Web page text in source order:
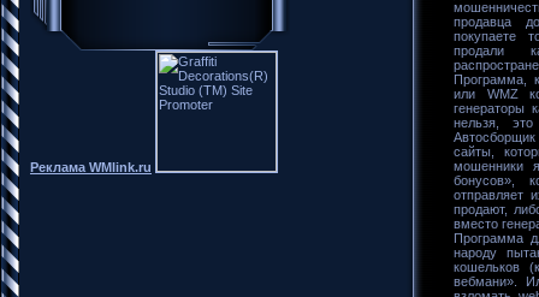
Реклама WMlink.ru
продавца
покупаете
продали
Программа,
или WMZ
генераторы
нельзя,
Автосборщик
сайты,
мошенники
бонусов»,
отправляет
продают,
вместо
Программа
народу
кошельков
вебмани».